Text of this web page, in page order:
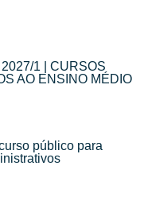
1 | CURSOS
AO ENSINO MÉDIO
público para